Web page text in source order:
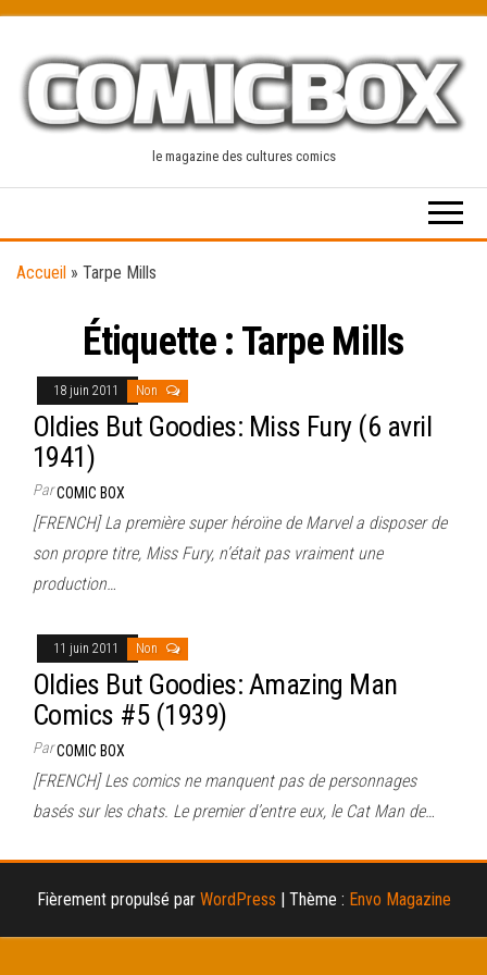
content
le magazine des cultures comics
Accueil » Tarpe Mills
Étiquette : Tarpe Mills
18 juin 2011 Non
Oldies But Goodies: Miss Fury (6 avril
1941)
ParCOMIC BOX
[FRENCH] La première super héroïne de Marvel a disposer de
son propre titre, Miss Fury, n’était pas vraiment une
production…
11 juin 2011 Non
Oldies But Goodies: Amazing Man
Comics #5 (1939)
ParCOMIC BOX
[FRENCH] Les comics ne manquent pas de personnages
basés sur les chats. Le premier d’entre eux, le Cat Man de…
Fièrement propulsé par WordPress | Thème : Envo Magazine